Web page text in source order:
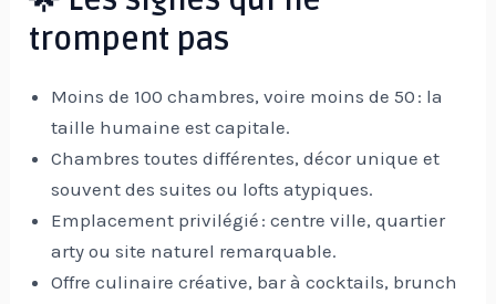
trompent pas
Moins de 100 chambres, voire moins de 50 : la
taille humaine est capitale.
Chambres toutes différentes, décor unique et
souvent des suites ou lofts atypiques.
Emplacement privilégié : centre ville, quartier
arty ou site naturel remarquable.
Offre culinaire créative, bar à cocktails, brunch